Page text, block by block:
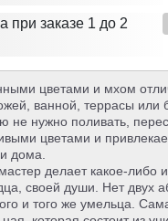
при заказе 1 до 2
цветами и мхом
ванной, террасы или
не нужно поливать,
цветами и
дома.
делает какое-либо
своей души. Нет двух
и того же умельца.